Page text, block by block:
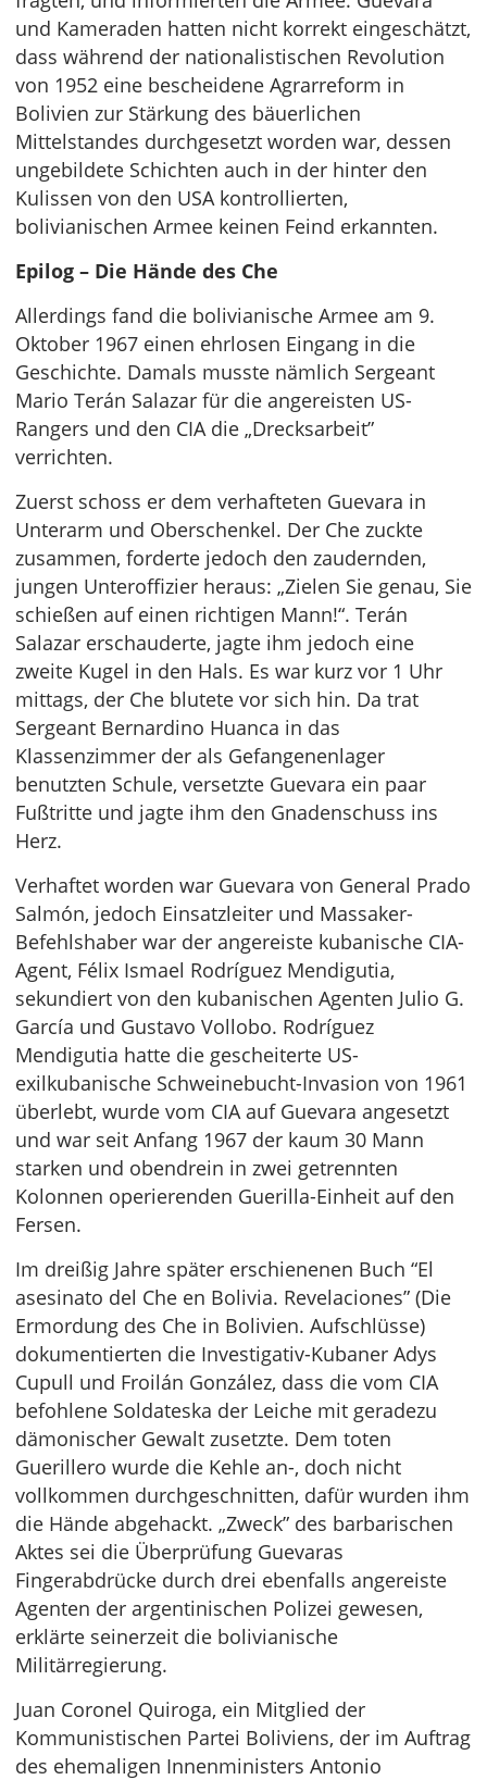
und Kameraden hatten nicht korrekt eingeschätzt,
dass während der nationalistischen Revolution
von 1952 eine bescheidene Agrarreform in
Bolivien zur Stärkung des bäuerlichen
Mittelstandes durchgesetzt worden war, dessen
ungebildete Schichten auch in der hinter den
Kulissen von den USA kontrollierten,
bolivianischen Armee keinen Feind erkannten.
Epilog – Die Hände des Che
Allerdings fand die bolivianische Armee am 9.
Oktober 1967 einen ehrlosen Eingang in die
Geschichte. Damals musste nämlich Sergeant
Mario Terán Salazar für die angereisten US-
Rangers und den CIA die „Drecksarbeit”
verrichten.
Zuerst schoss er dem verhafteten Guevara in
Unterarm und Oberschenkel. Der Che zuckte
zusammen, forderte jedoch den zaudernden,
jungen Unteroffizier heraus: „Zielen Sie genau, Sie
schießen auf einen richtigen Mann!“. Terán
Salazar erschauderte, jagte ihm jedoch eine
zweite Kugel in den Hals. Es war kurz vor 1 Uhr
mittags, der Che blutete vor sich hin. Da trat
Sergeant Bernardino Huanca in das
Klassenzimmer der als Gefangenenlager
benutzten Schule, versetzte Guevara ein paar
Fußtritte und jagte ihm den Gnadenschuss ins
Herz.
Verhaftet worden war Guevara von General Prado
Salmón, jedoch Einsatzleiter und Massaker-
Befehlshaber war der angereiste kubanische CIA-
Agent, Félix Ismael Rodríguez Mendigutia,
sekundiert von den kubanischen Agenten Julio G.
García und Gustavo Vollobo. Rodríguez
Mendigutia hatte die gescheiterte US-
exilkubanische Schweinebucht-Invasion von 1961
überlebt, wurde vom CIA auf Guevara angesetzt
und war seit Anfang 1967 der kaum 30 Mann
starken und obendrein in zwei getrennten
Kolonnen operierenden Guerilla-Einheit auf den
Fersen.
Im dreißig Jahre später erschienenen Buch “El
asesinato del Che en Bolivia. Revelaciones” (Die
Ermordung des Che in Bolivien. Aufschlüsse)
dokumentierten die Investigativ-Kubaner Adys
Cupull und Froilán González, dass die vom CIA
befohlene Soldateska der Leiche mit geradezu
dämonischer Gewalt zusetzte. Dem toten
Guerillero wurde die Kehle an-, doch nicht
vollkommen durchgeschnitten, dafür wurden ihm
die Hände abgehackt. „Zweck” des barbarischen
Aktes sei die Überprüfung Guevaras
Fingerabdrücke durch drei ebenfalls angereiste
Agenten der argentinischen Polizei gewesen,
erklärte seinerzeit die bolivianische
Militärregierung.
Juan Coronel Quiroga, ein Mitglied der
Kommunistischen Partei Boliviens, der im Auftrag
des ehemaligen Innenministers Antonio